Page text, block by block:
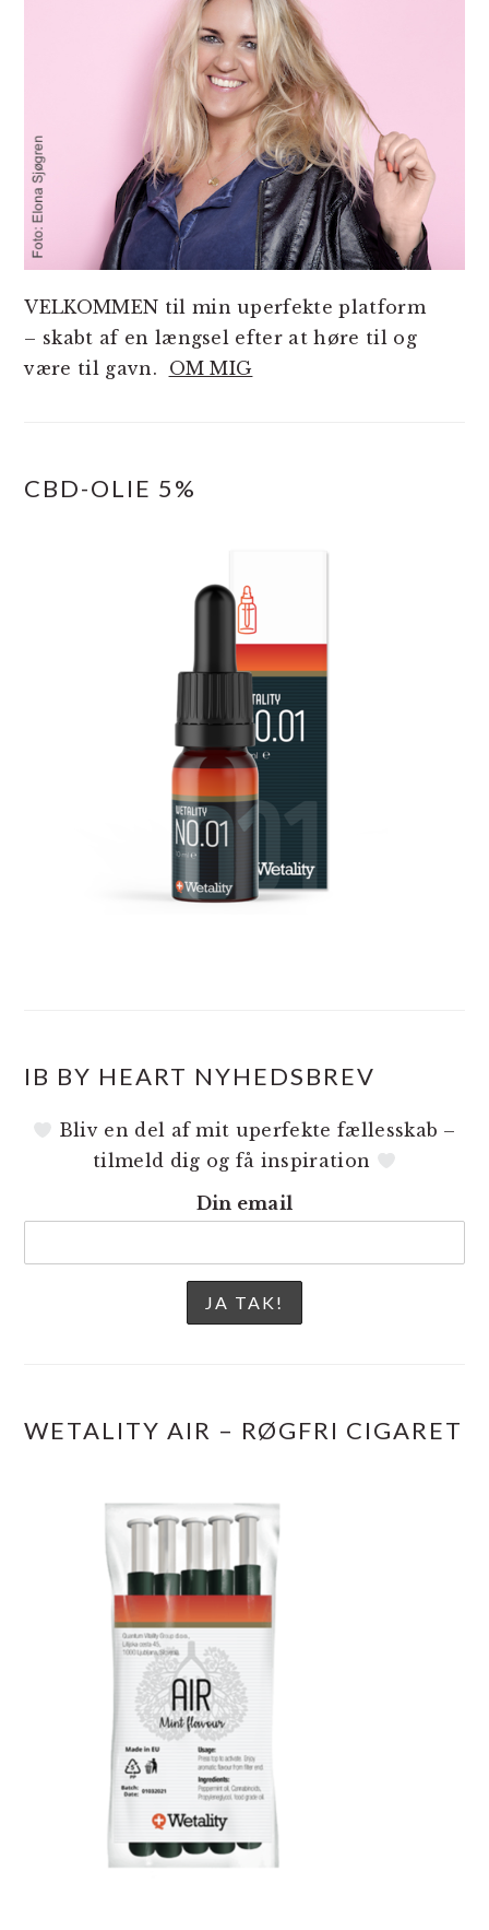
VELKOMMEN til min uperfekte platform
– skabt af en længsel efter at høre til og
være til gavn. OM MIG
CBD-OLIE 5%
IB BY HEART NYHEDSBREV
Bliv en del af mit uperfekte fællesskab –
tilmeld dig og få inspiration
Din email
WETALITY AIR – RØGFRI CIGARET